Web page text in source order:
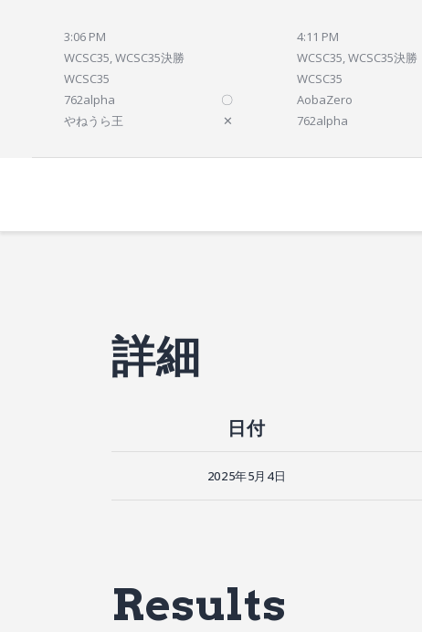
3:06 PM
WCSC35, WCSC35決勝
WCSC35
762alpha
〇
やねうら王
✕
4:11 PM
WCSC35, WCSC35決勝
WCSC35
AobaZero
762alpha
詳細
日付
2025年5月4日
Results